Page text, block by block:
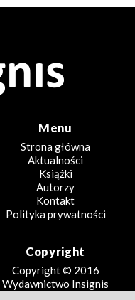
Menu
Strona główna
Aktualności
Książki
Autorzy
Kontakt
Polityka prywatności
Copyright
Copyright © 2016
Wydawnictwo Insignis